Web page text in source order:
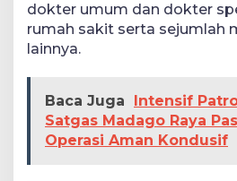
dokter umum dan dokter
rumah sakit serta sejumlah
lainnya.
Baca Juga
Intensif
Satgas Madago Raya
Operasi Aman Kondusif